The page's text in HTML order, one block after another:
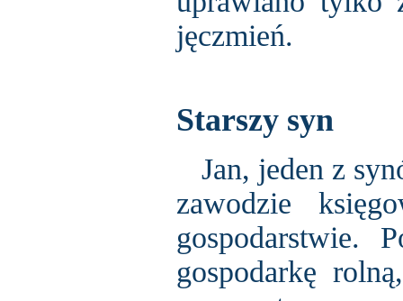
jęczmień.
Starszy syn
Jan, jeden z
zawodzie
gospodarstwie.
gospodarkę